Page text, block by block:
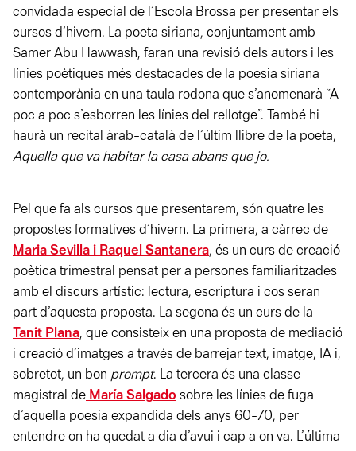
convidada especial de l’Escola Brossa per presentar els
cursos d’hivern. La poeta siriana, conjuntament amb
Samer Abu Hawwash, faran una revisió dels autors i les
línies poètiques més destacades de la poesia siriana
contemporània en una taula rodona que s’anomenarà “A
poc a poc s’esborren les línies del rellotge”. També hi
haurà un recital àrab-català de l’últim llibre de la poeta,
Aquella que va habitar la casa abans que jo.
Pel que fa als cursos que presentarem, són quatre les
propostes formatives d’hivern. La primera, a càrrec de
Maria Sevilla i Raquel Santanera, és un curs de creació
poètica trimestral pensat per a persones familiaritzades
amb el discurs artístic: lectura, escriptura i cos seran
part d’aquesta proposta. La segona és un curs de la
Tanit Plana, que consisteix en una proposta de mediació
i creació d’imatges a través de barrejar text, imatge, IA i,
sobretot, un bon prompt. La tercera és una classe
magistral de María Salgado sobre les línies de fuga
d’aquella poesia expandida dels anys 60-70, per
entendre on ha quedat a dia d’avui i cap a on va. L’última